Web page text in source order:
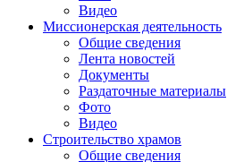
Видео
Миссионерская деятельность
Общие сведения
Лента новостей
Документы
Раздаточные материалы
Фото
Видео
Строительство храмов
Общие сведения